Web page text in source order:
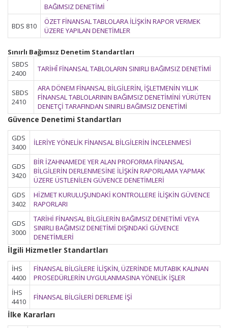
BAĞIMSIZ DENETİMİ
BDS 810
ÖZET FİNANSAL TABLOLARA İLİŞKİN RAPOR VERMEK
ÜZERE YAPILAN DENETİMLER
Sınırlı Bağımsız Denetim Standartları
SBDS
2400
TARİHÎ FİNANSAL TABLOLARIN SINIRLI BAĞIMSIZ DENETİMİ
SBDS
2410
ARA DÖNEM FİNANSAL BİLGİLERİN, İŞLETMENİN YILLIK
FİNANSAL TABLOLARININ BAĞIMSIZ DENETİMİNİ YÜRÜTEN
DENETÇİ TARAFINDAN SINIRLI BAĞIMSIZ DENETİMİ
Güvence Denetimi Standartları
GDS
3400
İLERİYE YÖNELİK FİNANSAL BİLGİLERİN İNCELENMESİ
GDS
3420
BİR İZAHNAMEDE YER ALAN PROFORMA FİNANSAL
BİLGİLERİN DERLENMESİNE İLİŞKİN RAPORLAMA YAPMAK
ÜZERE ÜSTLENİLEN GÜVENCE DENETİMLERİ
GDS
3402
HİZMET KURULUŞUNDAKİ KONTROLLERE İLİŞKİN GÜVENCE
RAPORLARI
GDS
3000
TARİHİ FİNANSAL BİLGİLERİN BAĞIMSIZ DENETİMİ VEYA
SINIRLI BAĞIMSIZ DENETİMİ DIŞINDAKİ GÜVENCE
DENETİMLERİ
İlgili Hizmetler Standartları
İHS
4400
FİNANSAL BİLGİLERE İLİŞKİN, ÜZERİNDE MUTABIK KALINAN
PROSEDÜRLERİN UYGULANMASINA YÖNELİK İŞLER
İHS
4410
FİNANSAL BİLGİLERİ DERLEME İŞİ
İlke Kararları